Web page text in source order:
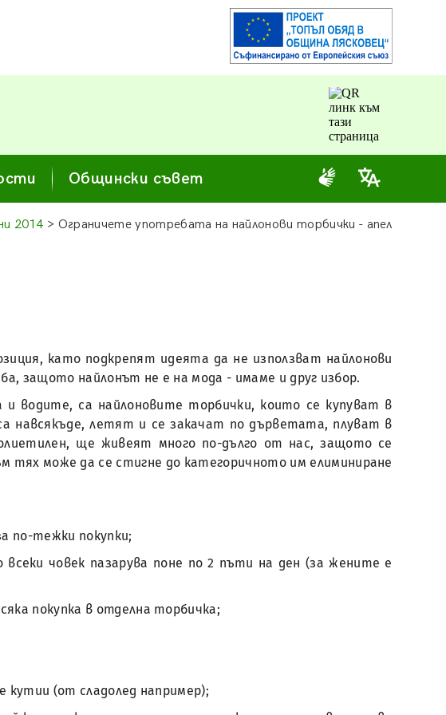
Общински съвет
2014 > Ограничете употребата на найлонови торбички - апел
като подкрепят идеята да не използват найлонови
защото найлонът не е на мода - имаме и друг избор.
водите, са найлоновите торбички, които се купуват в
навсякъде, летят и се закачат по дърветата, плуват в
ще живеят много по-дълго от нас, защото се
тях може да се стигне до категоричното им елиминиране
по-тежки покупки;
човек пазарува поне по 2 пъти на ден (за жените е
покупка в отделна торбичка;
кутии (от сладолед например);